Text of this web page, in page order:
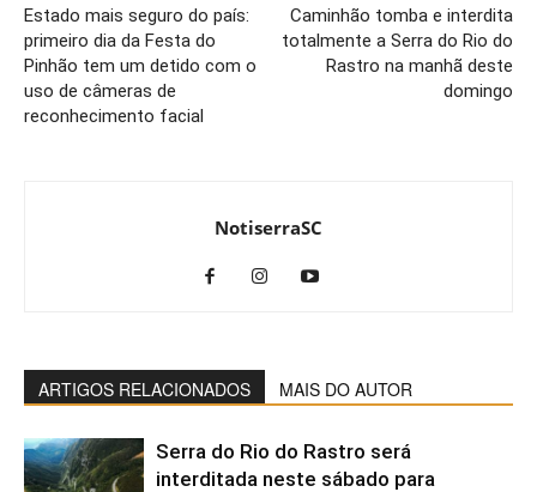
Estado mais seguro do país:
primeiro dia da Festa do
Pinhão tem um detido com o
uso de câmeras de
reconhecimento facial
Caminhão tomba e interdita
totalmente a Serra do Rio do
Rastro na manhã deste
domingo
NotiserraSC
ARTIGOS RELACIONADOS MAIS DO AUTOR
Serra do Rio do Rastro será
interditada neste sábado para